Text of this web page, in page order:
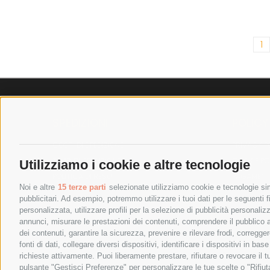
Utilizziamo i cookie e altre tecnologie
Noi e altre 15 terze parti selezionate utilizziamo cookie e tecnologie
pubblicitari. Ad esempio, potremmo utilizzare i tuoi dati per le
personalizzata, utilizzare profili per la selezione di pubblicità
annunci, misurare le prestazioni dei contenuti, comprendere il
dei contenuti, garantire la sicurezza, prevenire e rilevare frodi,
fonti di dati, collegare diversi dispositivi, identificare i dispositivi in
richieste attivamente. Puoi liberamente prestare, rifiutare o revocare
pulsante "Gestisci Preferenze" per personalizzare le tue scelte o
1
COSTI DI SPEDIZIONE
TEMPI DI SPEDIZIONE
PRIVACY
COOKIE